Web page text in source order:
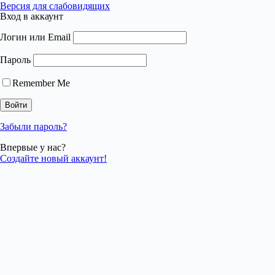
Версия для слабовидящих
Вход в аккаунт
Логин или Email
Пароль
Remember Me
Забыли пароль?
Впервые у нас?
Создайте новый аккаунт!